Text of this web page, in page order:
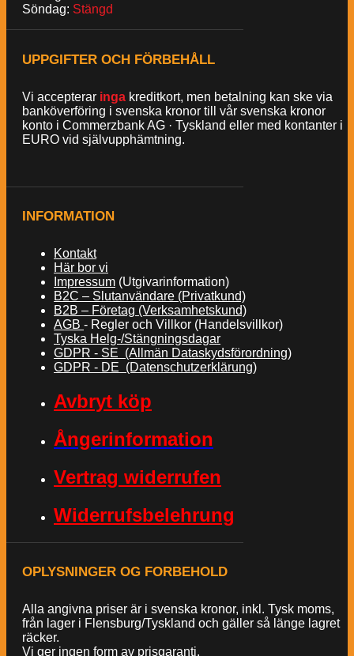
Söndag: Stängd
UPPGIFTER OCH FÖRBEHÅLL
Vi accepterar inga kreditkort, men betalning kan ske via
banköverföring i svenska kronor till vår svenska kronor
konto i Commerzbank AG · Tyskland eller med kontanter i
EURO vid självupphämtning.
INFORMATION
Kontakt
Här bor vi
Impressum (Utgivarinformation)
B2C – Slutanvändare (Privatkund)
B2B – Företag (Verksamhetskund)
AGB - Regler och Villkor (Handelsvillkor)
Tyska Helg-/Stängningsdagar
GDPR - SE (Allmän Dataskydsförordning)
GDPR - DE (Datenschutzerklärung)
Avbryt köp
Ångerinformation
Vertrag widerrufen
Widerrufsbelehrung
OPLYSNINGER OG FORBEHOLD
Alla angivna priser är i svenska kronor, inkl. Tysk moms,
från lager i Flensburg/Tyskland och gäller så länge lagret
räcker.
Vi ger ingen form av prisgaranti.